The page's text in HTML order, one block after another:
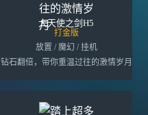
大天使之剑H5
打金版
放置 / 魔幻 / 挂机
钻石翻倍，带你重温过往的激情岁月